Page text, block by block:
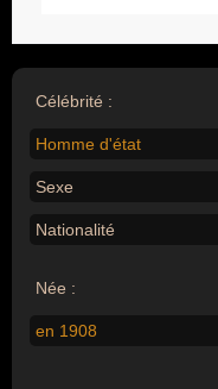
Célébrité :
Homme d'état
Sexe
Nationalité
Née :
en 1908